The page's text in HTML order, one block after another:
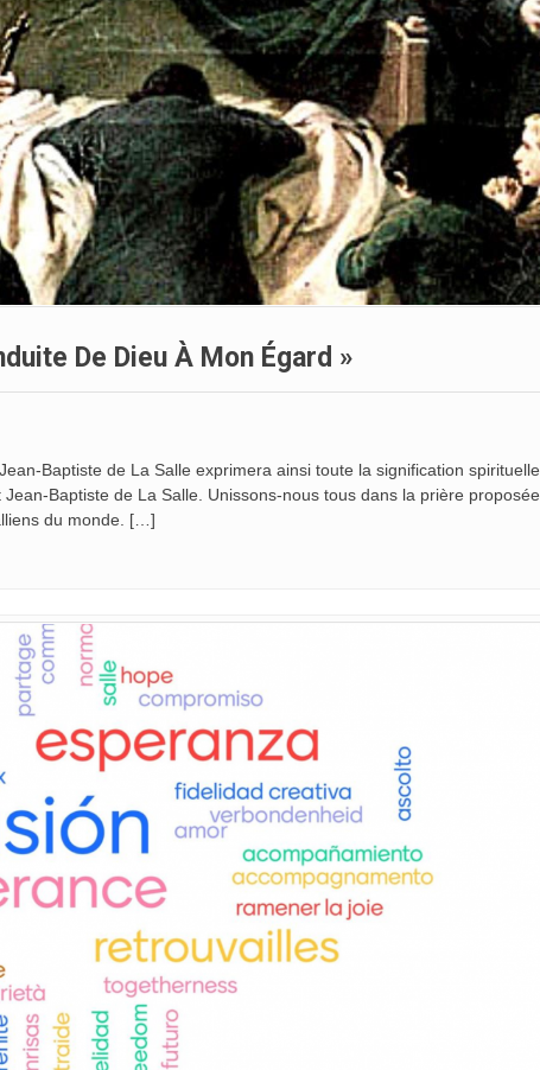
De Dieu À Mon Égard »
Baptiste de La Salle exprimera ainsi toute la signification spirituelle
Baptiste de La Salle. Unissons-nous tous dans la prière proposée
du monde. […]